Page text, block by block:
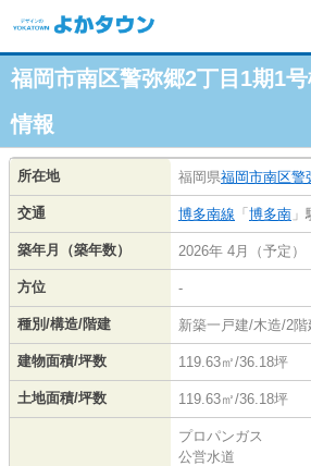
福岡市南区警弥郷2丁目1期1
情報
所在地 福岡県福岡市南区警
交通 博多南線 「 博多南
築年月（築年数） 2026年 4月（予定）
方位 -
種別/構造/階建 新築一戸建/木造/2階
建物面積/坪数 119.63㎡/36.18坪
土地面積/坪数 119.63㎡/36.18坪
プロパンガス
公営水道